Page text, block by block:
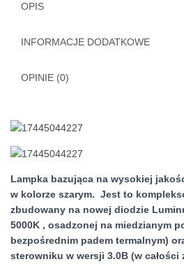
optyka
OPIS
INFORMACJE DODATKOWE
OPINIE (0)
Lampka bazująca na wysokiej
w kolorze szarym. Jest to
zbudowany na nowej diodzie
5000K , osadzonej na miedzianym
bezpośrednim padem termalnym)
sterowniku w wersji 3.0B (w całości